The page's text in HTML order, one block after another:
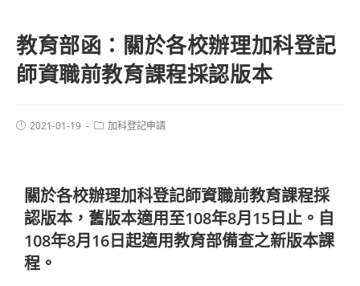
教育部函：關於各校辦理加科登記
師資職前教育課程採認版本
2021-01-19 加科登記申請
關於各校辦理加科登記師資職前教育課程採
認版本，舊版本適用至108年8月15日止。自
108年8月16日起適用教育部備查之新版本課
程。